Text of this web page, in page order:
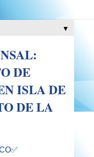
▼
DE
ISLA DE
DE LA
✅